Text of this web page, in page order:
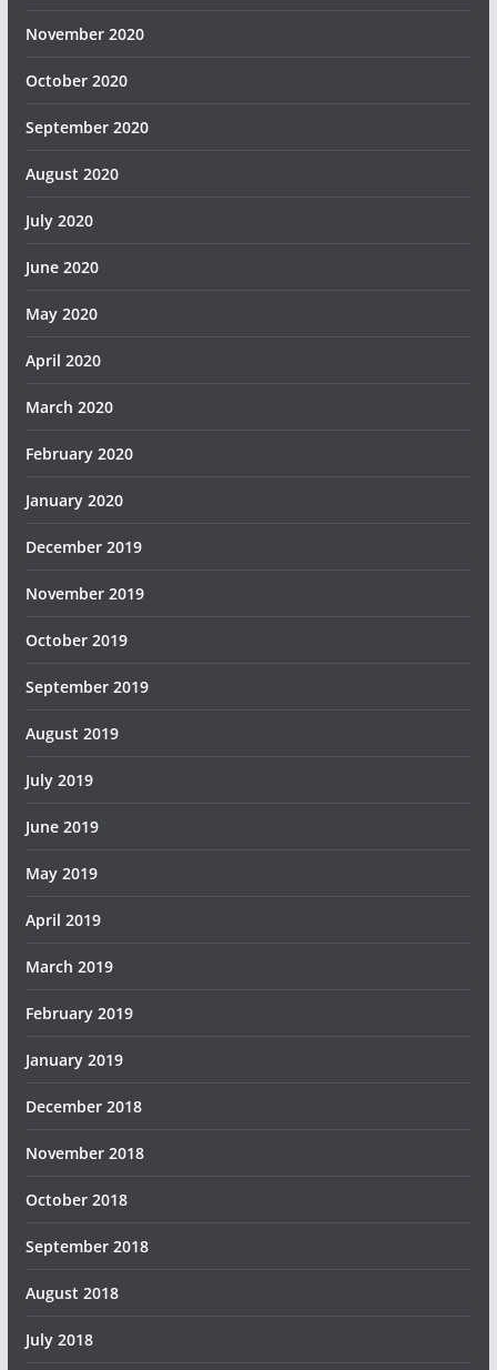
November 2020
October 2020
September 2020
August 2020
July 2020
June 2020
May 2020
April 2020
March 2020
February 2020
January 2020
December 2019
November 2019
October 2019
September 2019
August 2019
July 2019
June 2019
May 2019
April 2019
March 2019
February 2019
January 2019
December 2018
November 2018
October 2018
September 2018
August 2018
July 2018